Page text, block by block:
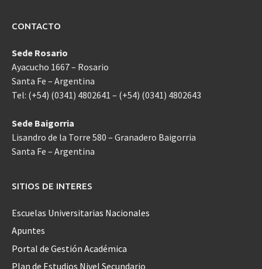
CONTACTO
Sede Rosario
Ayacucho 1667 – Rosario
Santa Fe – Argentina
Tel: (+54) (0341) 4802641 – (+54) (0341) 4802643
Sede Baigorria
Lisandro de la Torre 580 – Granadero Baigorria
Santa Fe – Argentina
SITIOS DE INTERES
Escuelas Universitarias Nacionales
Apuntes
Portal de Gestión Académica
Plan de Estudios Nivel Secundario